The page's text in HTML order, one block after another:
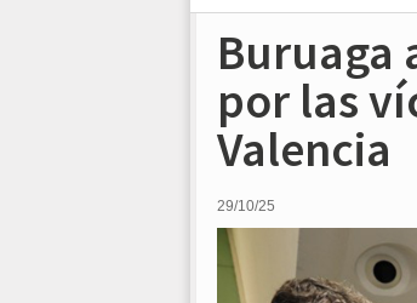
Buruaga
por las
Valencia
29/10/25